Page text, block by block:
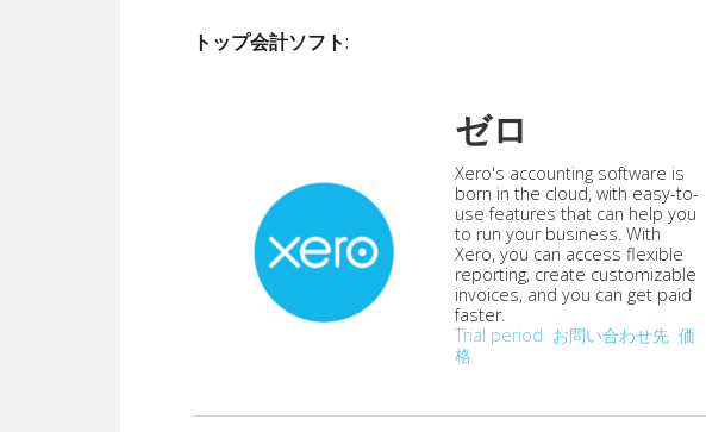
トップ会計ソフト:
ゼロ
Xero's accounting software is
born in the cloud, with easy-to-
use features that can help you
to run your business. With
Xero, you can access flexible
reporting, create customizable
invoices, and you can get paid
faster.
Trial period お問い合わせ先 価
格